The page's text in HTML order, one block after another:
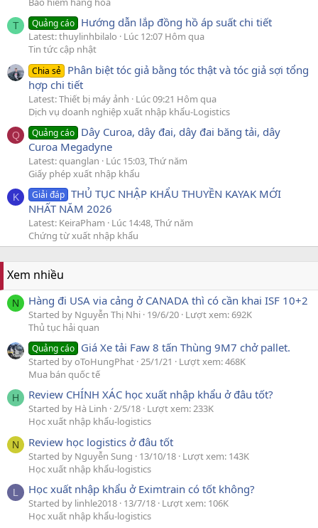
T Quảng cáo Hướng dẫn lắp đồng hồ áp suất chi tiết
Latest: thuylinhbilalo
Lúc 12:07 Hôm qua
Tin tức cập nhật
Chia sẻ Phân biệt tóc giả bằng tóc thật và tóc giả sợi tổng
hợp chi tiết
Latest: Thiết bị máy ảnh
Lúc 09:21 Hôm qua
Dịch vụ doanh nghiệp xuất nhập khẩu-Logistics
Q Quảng cáo Dây Curoa, dây đai, dây đai băng tải, dây
Curoa Megadyne
Latest: quanglan
Lúc 15:03, Thứ năm
Giấy phép xuất nhập khẩu
K Giải đáp THỦ TỤC NHẬP KHẨU THUYỀN KAYAK MỚI
NHẤT NĂM 2026
Latest: KeiraPham
Lúc 14:48, Thứ năm
Chứng từ xuất nhập khẩu
Xem nhiều
N Hàng đi USA via cảng ở CANADA thì có cần khai ISF 10+2
Started by Nguyễn Thị Nhi 19/6/20 Lượt xem: 692K
Thủ tục hải quan
Quảng cáo Giá Xe tải Faw 8 tấn Thùng 9M7 chở pallet.
Started by oToHungPhat 25/1/21
Lượt xem: 468K
Mua bán quốc tế
H Review CHÍNH XÁC học xuất nhập khẩu ở đâu tốt?
Started by Hà Linh 2/5/18 Lượt xem: 233K
Học xuất nhập khẩu-logistics
N Review học logistics ở đâu tốt
Started by Nguyễn Sung 13/10/18 Lượt xem: 143K
Học xuất nhập khẩu-logistics
L Học xuất nhập khẩu ở Eximtrain có tốt không?
Started by linhle2018 13/7/18 Lượt xem: 106K
Học xuất nhập khẩu-logistics